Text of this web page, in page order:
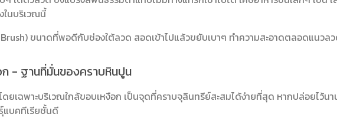
นบริเวณนี้
ขนาดที่พอดีกับช่องใต้ลวด สอดเข้าไปแล้วขยับเบาๆ ทำความสะอาดตลอดแนวล
ก - ฐานที่มั่นของคราบหินปูน
ดยเฉพาะบริเวณใกล้ขอบเหงือก เป็นจุดที่คราบจุลินทรีย์สะสมได้ง่ายที่สุด หากปล่อยไว้นา
แบคทีเรียชั้นดี